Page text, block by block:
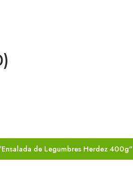
de Legumbres Herdez 400g"